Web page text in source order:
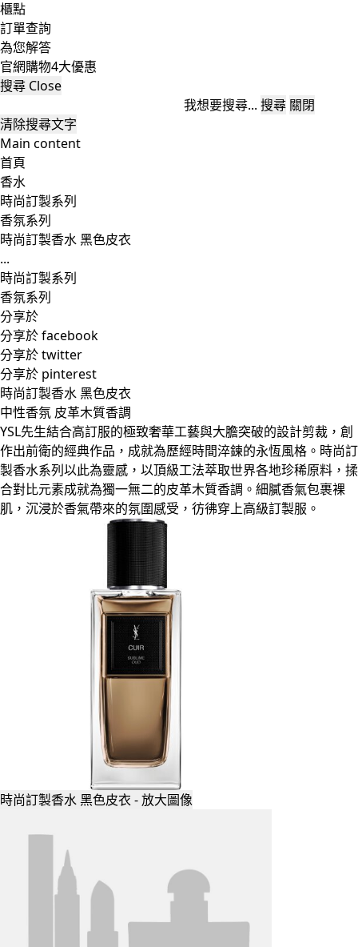
櫃點
訂單查詢
為您解答
官網購物4大優惠
搜尋 Close
我想要搜尋... 搜尋 關閉
清除搜尋文字
Main content
首頁
香水
時尚訂製系列
香氛系列
時尚訂製香水 黑色皮衣
...
時尚訂製系列
香氛系列
分享於
分享於 facebook
分享於 twitter
分享於 pinterest
時尚訂製香水 黑色皮衣
中性香氛 皮革木質香調
YSL先生結合高訂服的極致奢華工藝與大膽突破的設計剪裁，創
作出前衛的經典作品，成就為歷經時間淬鍊的永恆風格。時尚訂
製香水系列以此為靈感，以頂級工法萃取世界各地珍稀原料，揉
合對比元素成就為獨一無二的皮革木質香調。細膩香氣包裹裸
肌，沉浸於香氣帶來的氛圍感受，彷彿穿上高級訂製服。
時尚訂製香水 黑色皮衣 - 放大圖像